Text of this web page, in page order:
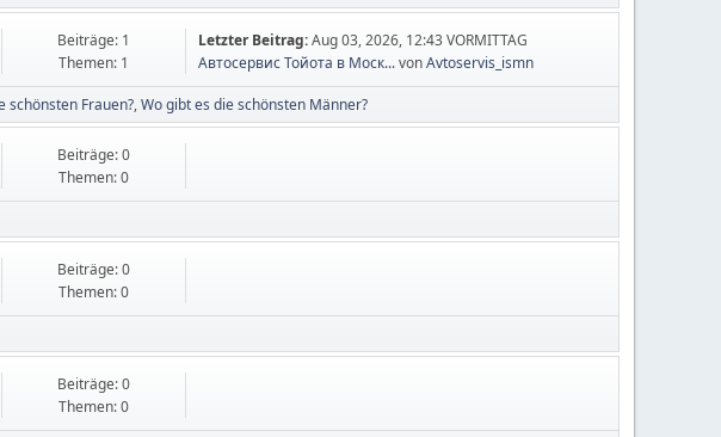
Beiträge: 1
Themen: 1
Letzter Beitrag:Aug 03, 2026, 12:43 VORMITTAG
Автосервис Тойота в Моск...vonAvtoservis_ismn
schönsten Frauen? Wo gibt es die schönsten Männer?
Beiträge: 0
Themen: 0
Beiträge: 0
Themen: 0
Beiträge: 0
Themen: 0